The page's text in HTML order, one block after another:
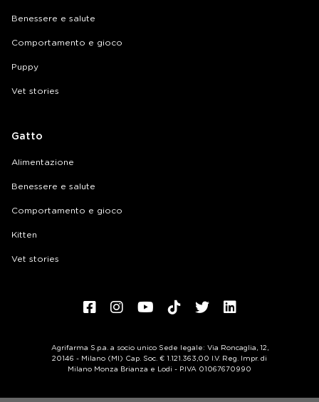
Benessere e salute
Comportamento e gioco
Puppy
Vet stories
Gatto
Alimentazione
Benessere e salute
Comportamento e gioco
Kitten
Vet stories
Agrifarma S.p.a. a socio unico Sede legale: Via Roncaglia, 12,
20146 - Milano (MI) Cap. Soc. € 1.121.363,00 I.V. Reg. Impr. di
Milano Monza Brianza e Lodi - P.IVA 01067670990